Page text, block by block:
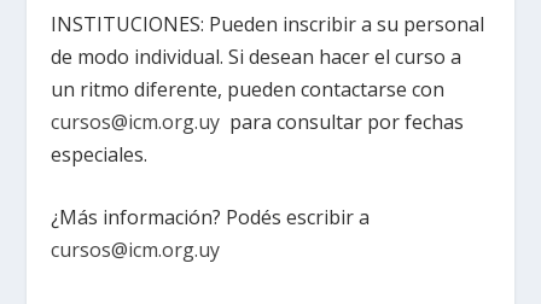
INSTITUCIONES: Pueden inscribir a su personal
de modo individual. Si desean hacer el curso a
un ritmo diferente, pueden contactarse con
cursos@icm.org.uy para consultar por fechas
especiales.
¿Más información? Podés escribir a
cursos@icm.org.uy